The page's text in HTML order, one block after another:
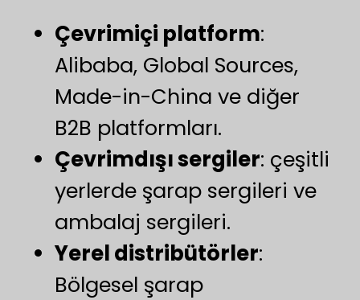
Çevrimiçi platform:
Alibaba, Global Sources,
Made-in-China ve diğer
B2B platformları.
Çevrimdışı sergiler: çeşitli
yerlerde şarap sergileri ve
ambalaj sergileri.
Yerel distribütörler:
Bölgesel şarap